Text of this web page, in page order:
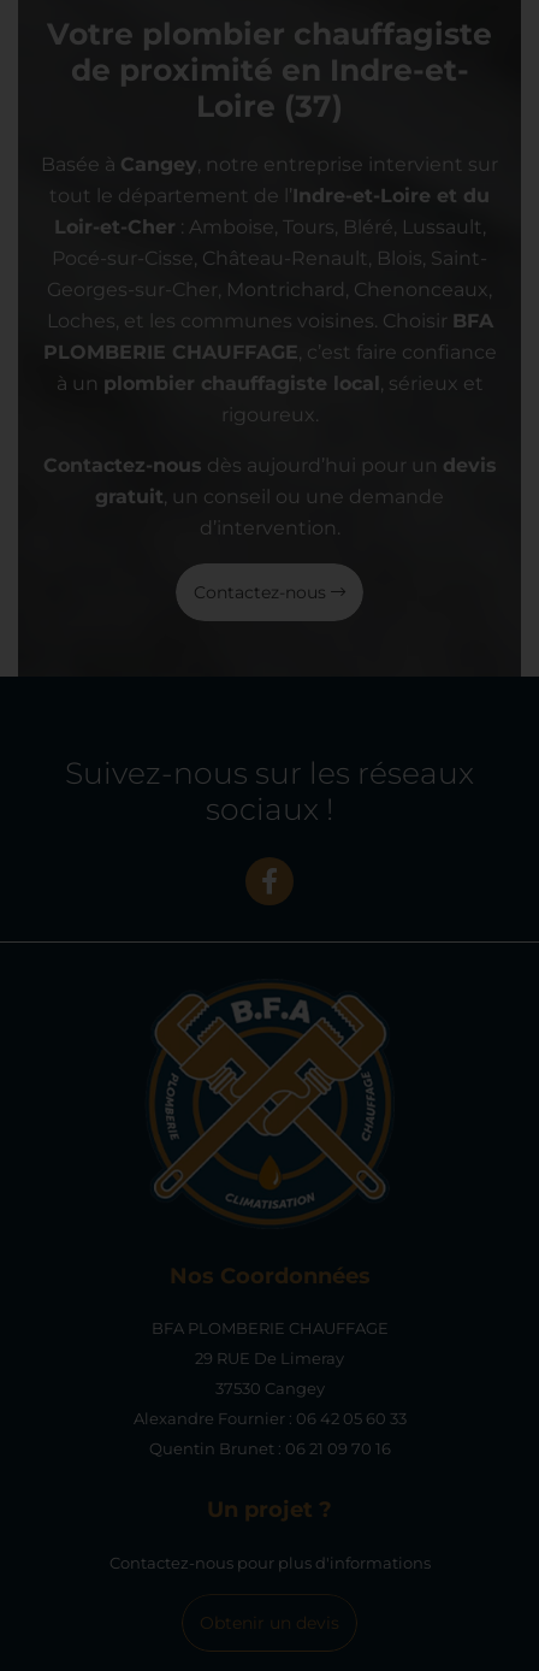
Votre plombier chauffagiste
de proximité en Indre-et-
Loire (37)
Basée à Cangey, notre entreprise intervient sur
tout le département de l’Indre-et-Loire et du
Loir-et-Cher : Amboise, Tours, Bléré, Lussault,
Pocé-sur-Cisse, Château-Renault, Blois, Saint-
Georges-sur-Cher, Montrichard, Chenonceaux,
Loches, et les communes voisines. Choisir BFA
PLOMBERIE CHAUFFAGE, c’est faire confiance
à un plombier chauffagiste local, sérieux et
rigoureux.
Contactez-nous dès aujourd’hui pour un devis
gratuit, un conseil ou une demande
d’intervention.
Contactez-nous
Suivez-nous sur les réseaux
sociaux !
Nos Coordonnées
BFA PLOMBERIE CHAUFFAGE
29 RUE De Limeray
37530 Cangey
Alexandre Fournier : 06 42 05 60 33
Quentin Brunet : 06 21 09 70 16
Un projet ?
Contactez-nous pour plus d'informations
Obtenir un devis